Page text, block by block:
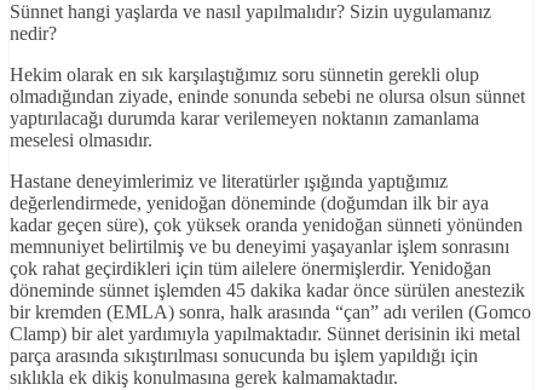
Sünnet hangi yaşlarda ve nasıl yapılmalıdır? Sizin uygulamanız
nedir?
Hekim olarak en sık karşılaştığımız soru sünnetin gerekli olup
olmadığından ziyade, eninde sonunda sebebi ne olursa olsun sünnet
yaptırılacağı durumda karar verilemeyen noktanın zamanlama
meselesi olmasıdır.
Hastane deneyimlerimiz ve literatürler ışığında yaptığımız
değerlendirmede, yenidoğan döneminde (doğumdan ilk bir aya
kadar geçen süre), çok yüksek oranda yenidoğan sünneti yönünden
memnuniyet belirtilmiş ve bu deneyimi yaşayanlar işlem sonrasını
çok rahat geçirdikleri için tüm ailelere önermişlerdir. Yenidoğan
döneminde sünnet işlemden 45 dakika kadar önce sürülen anestezik
bir kremden (EMLA) sonra, halk arasında “çan” adı verilen (Gomco
Clamp) bir alet yardımıyla yapılmaktadır. Sünnet derisinin iki metal
parça arasında sıkıştırılması sonucunda bu işlem yapıldığı için
sıklıkla ek dikiş konulmasına gerek kalmamaktadır.